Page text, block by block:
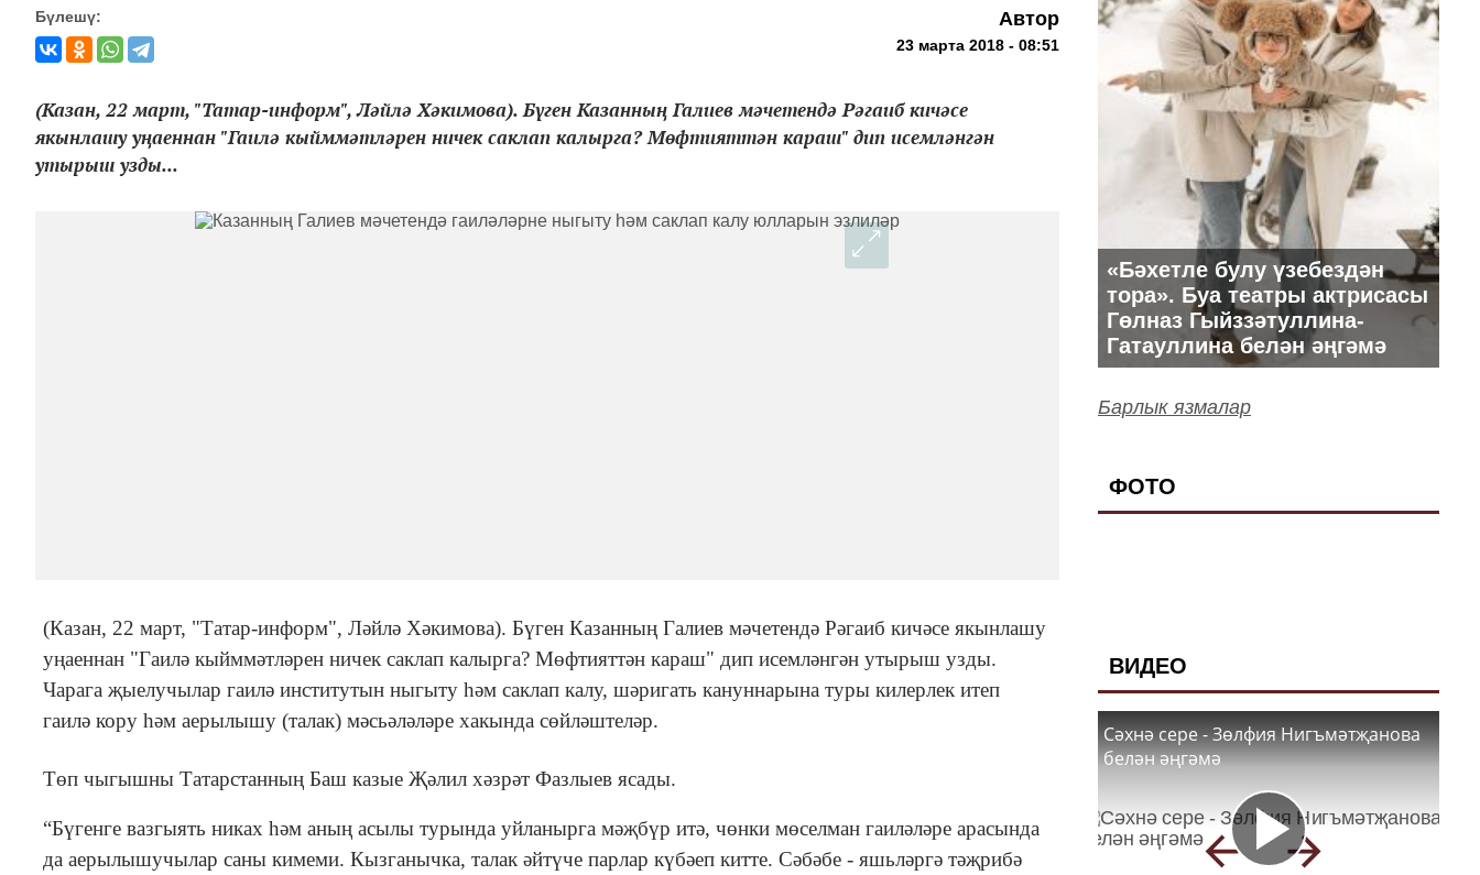
Бүлешү: Автор
23 марта 2018 - 08:51
(Казан, 22 март, "Татар-информ", Ләйлә Хәкимова). Бүген Казанның Галиев мәчетендә Рәгаиб кичәсе
якынлашу уңаеннан "Гаилә кыйммәтләрен ничек саклап калырга? Мөфтияттән караш" дип исемләнгән
утырыш узды...
(Казан, 22 март, "Татар-информ", Ләйлә Хәкимова). Бүген Казанның Галиев мәчетендә Рәгаиб кичәсе якынлашу
уңаеннан "Гаилә кыйммәтләрен ничек саклап калырга? Мөфтияттән караш" дип исемләнгән утырыш узды.
Чарага җыелучылар гаилә институтын ныгыту һәм саклап калу, шәригать кануннарына туры килерлек итеп
гаилә кору һәм аерылышу (талак) мәсьәләләре хакында сөйләштеләр.
Төп чыгышны Татарстанның Баш казые Җәлил хәзрәт Фазлыев ясады.
“Бүгенге вазгыять никах һәм аның асылы турында уйланырга мәҗбүр итә, чөнки мөселман гаиләләре арасында
да аерылышучылар саны кимеми. Кызганычка, талак әйтүче парлар күбәеп китте. Сәбәбе - яшьләргә тәҗрибә
«Бәхетле булу үзебездән
тора». Буа театры актрисасы
Гөлназ Гыйззәтуллина-
Гатауллина белән әңгәмә
Барлык язмалар
ФОТО
ВИДЕО
Сәхнә сере - Зөлфия Нигъмәтҗанова
белән әңгәмә